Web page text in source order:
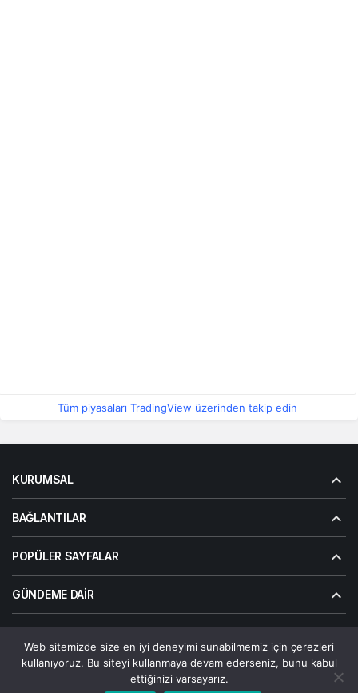
Tüm piyasaları TradingView üzerinden takip edin
KURUMSAL
BAĞLANTILAR
POPÜLER SAYFALAR
GÜNDEME DAIR
© Telif Hakkı 2026, Tüm Hakları Saklıdır | Alanalp İnternet
Çözümler
Gizlilik Politikası Hakkımızda
Web sitemizde size en iyi deneyimi sunabilmemiz için çerezleri
kullanıyoruz. Bu siteyi kullanmaya devam ederseniz, bunu kabul
ettiğinizi varsayarız.